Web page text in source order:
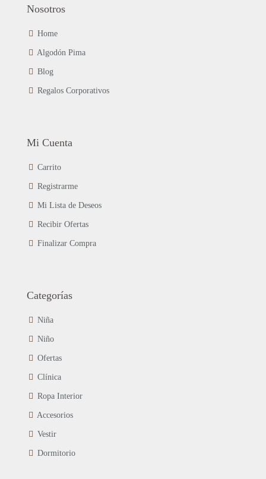
Nosotros
Home
Algodón Pima
Blog
Regalos Corporativos
Mi Cuenta
Carrito
Registrarme
Mi Lista de Deseos
Recibir Ofertas
Finalizar Compra
Categorías
Niña
Niño
Ofertas
Clínica
Ropa Interior
Accesorios
Vestir
Dormitorio